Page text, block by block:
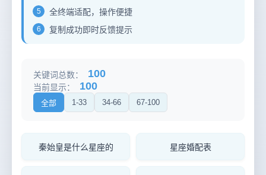
5 全终端适配，操作便捷
6 复制成功即时反馈提示
关键词总数： 100
当前显示： 100
全部 1-33 34-66 67-100
秦始皇是什么星座的 星座婚配表